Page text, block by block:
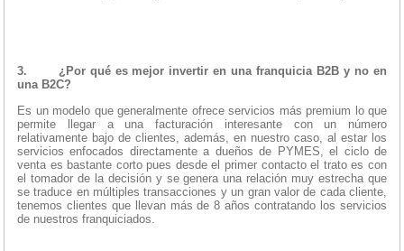
3. ¿Por qué es mejor invertir en una franquicia B2B y no en
una B2C?
Es un modelo que generalmente ofrece servicios más premium lo que
permite llegar a una facturación interesante con un número
relativamente bajo de clientes, además, en nuestro caso, al estar los
servicios enfocados directamente a dueños de PYMES, el ciclo de
venta es bastante corto pues desde el primer contacto el trato es con
el tomador de la decisión y se genera una relación muy estrecha que
se traduce en múltiples transacciones y un gran valor de cada cliente,
tenemos clientes que llevan más de 8 años contratando los servicios
de nuestros franquiciados.